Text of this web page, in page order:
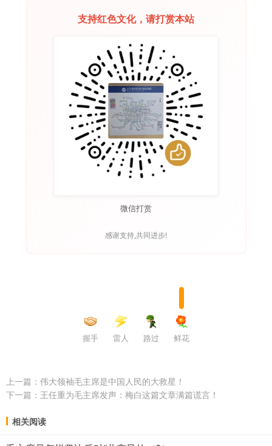
支持红色文化，请打赏本站
微信打赏
感谢支持,共同进步!
握手 雷人 路过 鲜花
上一篇： 伟大领袖毛主席是中国人民的大救星！
下一篇： 王任重为毛主席发声：梅白这篇文章满篇谎言！
相关阅读